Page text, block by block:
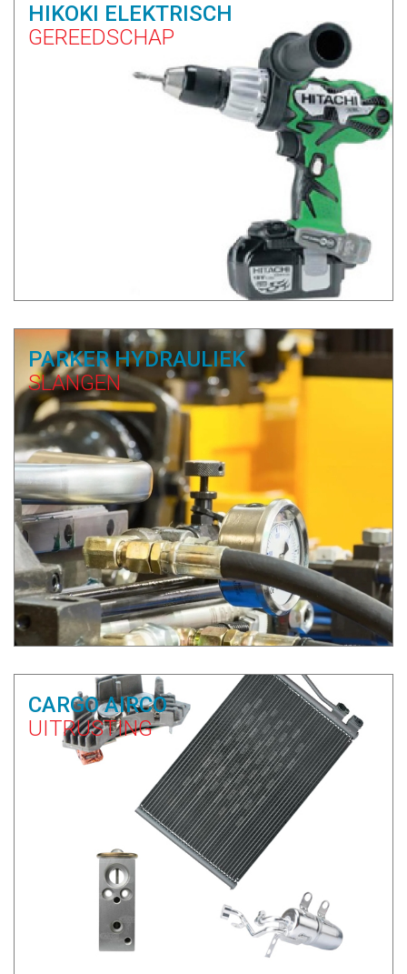
HIKOKI ELEKTRISCH
GEREEDSCHAP
PARKER HYDRAULIEK
SLANGEN
CARGO AIRCO
UITRUSTING